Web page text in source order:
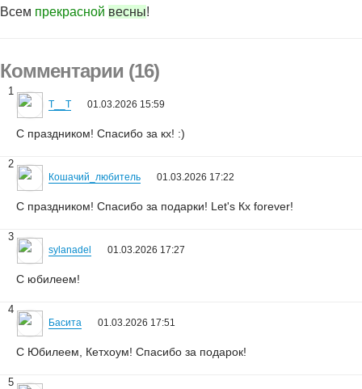
Всем прекрасной весны!
Комментарии (16)
1
T__T 01.03.2026 15:59
С праздником! Спасибо за кх! :)
2
Кошачий_любитель 01.03.2026 17:22
С праздником! Спасибо за подарки! Let's Кх forever!
3
sylanadel 01.03.2026 17:27
С юбилеем!
4
Басита 01.03.2026 17:51
С Юбилеем, Кетхоум! Спасибо за подарок!
5